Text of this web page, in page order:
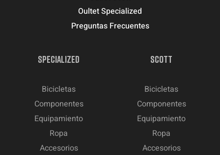
Oultet Specialized
Preguntas Frecuentes
SPECIALIZED
Bicicletas
Componentes
Equipamiento
Ropa
Accesorios
SCOTT
Bicicletas
Componentes
Equipamiento
Ropa
Accesorios